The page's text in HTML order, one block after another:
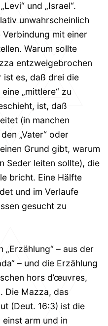
und „Israel“.
unwahrscheinlich
Verbindung mit einer
Warum sollte
entzweigebrochen
ist es, daß drei die
„mittlere“ zu
ist, daß
(in manchen
„Vater“ oder
Grund gibt, warum
Seder leiten sollte), die
bricht. Eine Hälfte
und im Verlaufe
gesucht zu
„Erzählung“ – aus der
– und die Erzählung
hors d’œuvres,
Die Mazza, das
(Deut. 16:3) ist die
arm und in